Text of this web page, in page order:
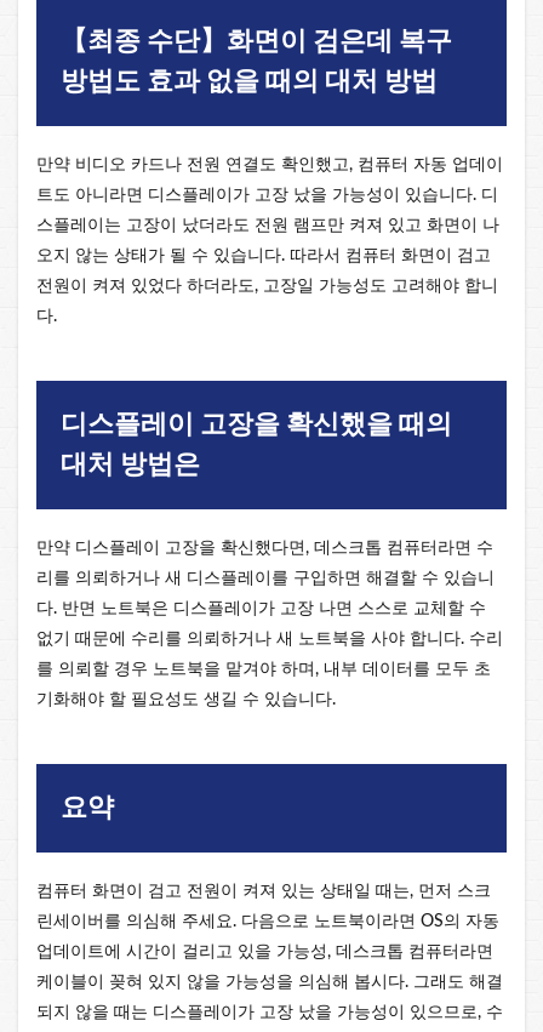
【최종 수단】화면이 검은데 복구
방법도 효과 없을 때의 대처 방법
만약 비디오 카드나 전원 연결도 확인했고, 컴퓨터 자동 업데이
트도 아니라면 디스플레이가 고장 났을 가능성이 있습니다. 디
스플레이는 고장이 났더라도 전원 램프만 켜져 있고 화면이 나
오지 않는 상태가 될 수 있습니다. 따라서 컴퓨터 화면이 검고
전원이 켜져 있었다 하더라도, 고장일 가능성도 고려해야 합니
다.
디스플레이 고장을 확신했을 때의
대처 방법은
만약 디스플레이 고장을 확신했다면, 데스크톱 컴퓨터라면 수
리를 의뢰하거나 새 디스플레이를 구입하면 해결할 수 있습니
다. 반면 노트북은 디스플레이가 고장 나면 스스로 교체할 수
없기 때문에 수리를 의뢰하거나 새 노트북을 사야 합니다. 수리
를 의뢰할 경우 노트북을 맡겨야 하며, 내부 데이터를 모두 초
기화해야 할 필요성도 생길 수 있습니다.
요약
컴퓨터 화면이 검고 전원이 켜져 있는 상태일 때는, 먼저 스크
린세이버를 의심해 주세요. 다음으로 노트북이라면 OS의 자동
업데이트에 시간이 걸리고 있을 가능성, 데스크톱 컴퓨터라면
케이블이 꽂혀 있지 않을 가능성을 의심해 봅시다. 그래도 해결
되지 않을 때는 디스플레이가 고장 났을 가능성이 있으므로, 수